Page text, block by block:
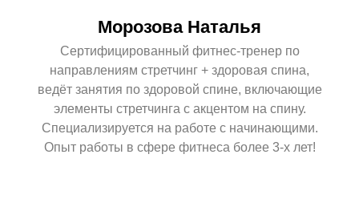
Морозова Наталья
Сертифицированный фитнес-тренер по
направлениям стретчинг + здоровая спина,
ведёт занятия по здоровой спине, включающие
элементы стретчинга с акцентом на спину.
Специализируется на работе с начинающими.
Опыт работы в сфере фитнеса более 3-х лет!